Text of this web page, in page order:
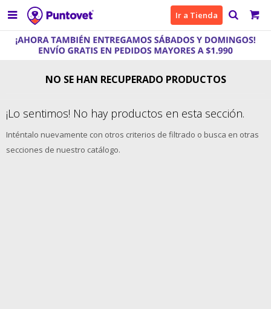
 Ir a Tienda
NO SE HAN RECUPERADO PRODUCTOS
¡Lo sentimos! No hay productos en esta sección.
Inténtalo nuevamente con otros criterios de filtrado o busca en otras
secciones de nuestro catálogo.